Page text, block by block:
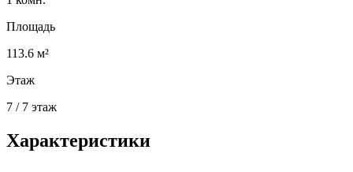
Площадь
113.6 м²
Этаж
7 / 7 этаж
Характеристики